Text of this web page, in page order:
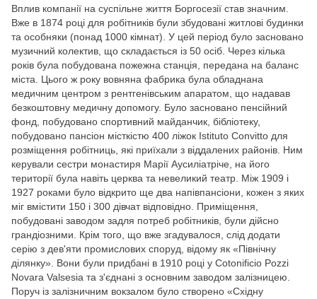
Вплив компанії на суспільне життя Боргосезії став значним.
Вже в 1874 році для робітників були збудовані житлові будинки
та особняки (понад 1000 кімнат). У цей період було засновано
музичний колектив, що складається із 50 осіб. Через кілька
років була побудована пожежна станція, передана на баланс
міста. Цього ж року вовняна фабрика була обладнана
медичним центром з рентгенівським апаратом, що надавав
безкоштовну медичну допомогу. Було засновано пенсійний
фонд, побудовано спортивний майданчик, бібліотеку,
побудовано пансіон місткістю 400 ліжок Istituto Convitto для
розміщення робітниць, які приїхали з віддалених районів. Ним
керували сестри монастиря Марії Аусиліатріче, на його
території була навіть церква та невеликий театр. Між 1909 і
1927 роками було відкрито ще два напівпансіони, кожен з яких
міг вмістити 150 і 300 дівчат відповідно. Приміщення,
побудовані заводом задля потреб робітників, були дійсно
грандіозними. Крім того, що вже згадувалося, слід додати
серію з дев'яти промислових споруд, відому як «Північну
ділянку». Вони були придбані в 1910 році у Cotonificio Pozzi
Novara Valsesia та з'єднані з основним заводом залізницею.
Поруч із залізничним вокзалом було створено «Східну